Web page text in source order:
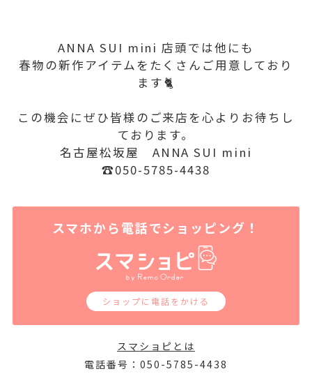
ANNA SUI mini 店頭では他にも
春物の新作アイテムをたくさんご用意しており
ます🐈
この機会にぜひ皆様のご来店を心よりお待ちし
ております。
名古屋松坂屋 ANNA SUI mini
☎050-5785-4438
スマホから電話でショッピング！
ショップに電話をかける
スマショピとは
電話番号：050-5785-4438